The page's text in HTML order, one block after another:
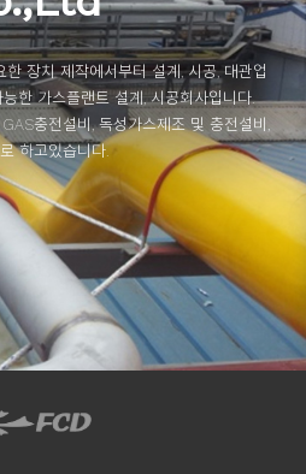
장치 제작에서부터 설계, 시공, 대관업
한 가스플랜트 설계, 시공회사입니다.
충전설비, 독성가스제조 및 충전설비,
하고있습니다.